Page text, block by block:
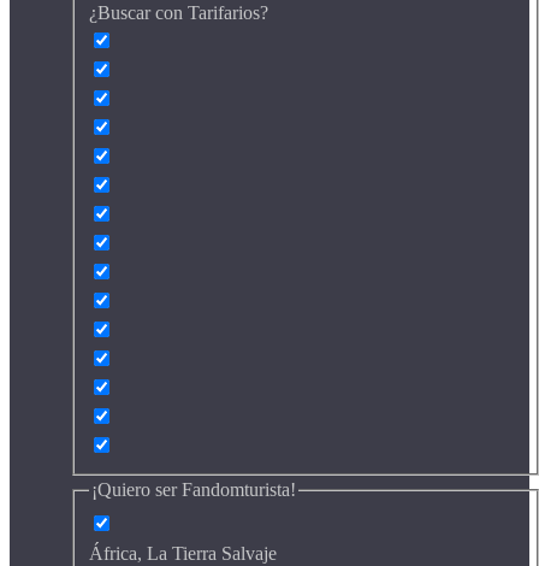
¿Buscar con Tarifarios?
¡Quiero ser Fandomturista!
África, La Tierra Salvaje